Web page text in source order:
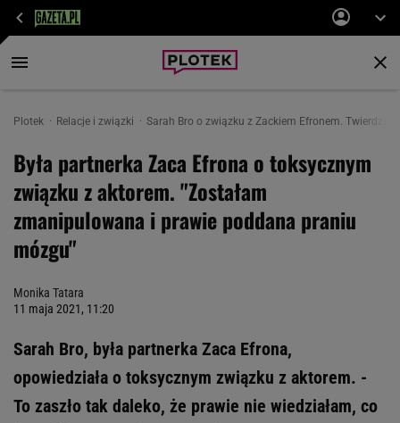
Plotek Relacje i związki Sarah Bro o związku z Zackiem Efronem. Twierdzi,
Była partnerka Zaca Efrona o toksycznym
związku z aktorem. "Zostałam
zmanipulowana i prawie poddana praniu
mózgu"
Monika Tatara
11 maja 2021, 11:20
Sarah Bro, była partnerka Zaca Efrona,
opowiedziała o toksycznym związku z aktorem. -
To zaszło tak daleko, że prawie nie wiedziałam, co